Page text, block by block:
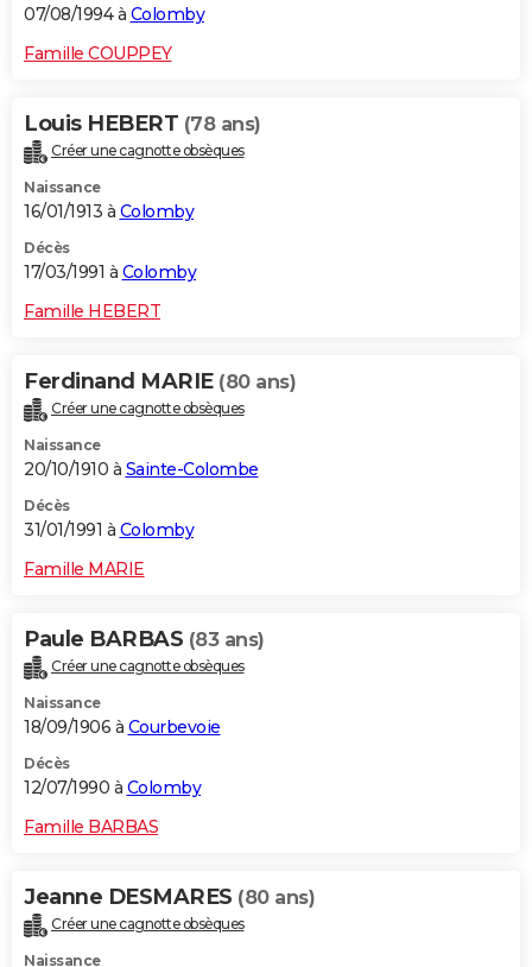
07/08/1994 à Colomby
Famille COUPPEY
Louis HEBERT (78 ans)
Créer une cagnotte obsèques
Naissance
16/01/1913 à Colomby
Décès
17/03/1991 à Colomby
Famille HEBERT
Ferdinand MARIE (80 ans)
Créer une cagnotte obsèques
Naissance
20/10/1910 à Sainte-Colombe
Décès
31/01/1991 à Colomby
Famille MARIE
Paule BARBAS (83 ans)
Créer une cagnotte obsèques
Naissance
18/09/1906 à Courbevoie
Décès
12/07/1990 à Colomby
Famille BARBAS
Jeanne DESMARES (80 ans)
Créer une cagnotte obsèques
Naissance